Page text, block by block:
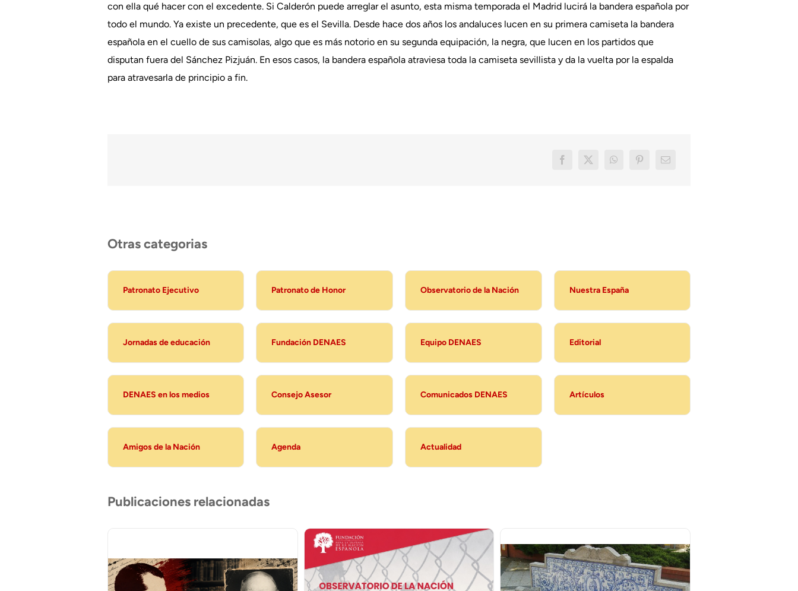
con ella qué hacer con el excedente. Si Calderón puede arreglar el asunto, esta misma temporada el Madrid lucirá la bandera española por
todo el mundo. Ya existe un precedente, que es el Sevilla. Desde hace dos años los andaluces lucen en su primera camiseta la bandera
española en el cuello de sus camisolas, algo que es más notorio en su segunda equipación, la negra, que lucen en los partidos que
disputan fuera del Sánchez Pizjuán. En esos casos, la bandera española atraviesa toda la camiseta sevillista y da la vuelta por la espalda
para atravesarla de principio a fin.
Otras categorias
Patronato Ejecutivo Patronato de Honor Observatorio de la Nación Nuestra España
Jornadas de educación Fundación DENAES Equipo DENAES Editorial
DENAES en los medios Consejo Asesor Comunicados DENAES Artículos
Amigos de la Nación Agenda Actualidad
Publicaciones relacionadas